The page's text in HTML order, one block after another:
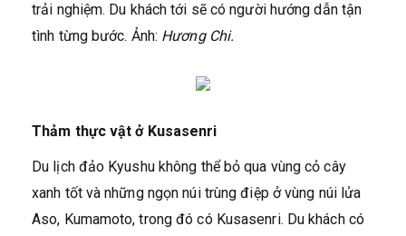
trải nghiệm. Du khách tới sẽ có người hướng dẫn tận
tình từng bước. Ảnh: Hương Chi.
Thảm thực vật ở Kusasenri
Du lịch đảo Kyushu không thể bỏ qua vùng cỏ cây
xanh tốt và những ngọn núi trùng điệp ở vùng núi lửa
Aso, Kumamoto, trong đó có Kusasenri. Du khách có